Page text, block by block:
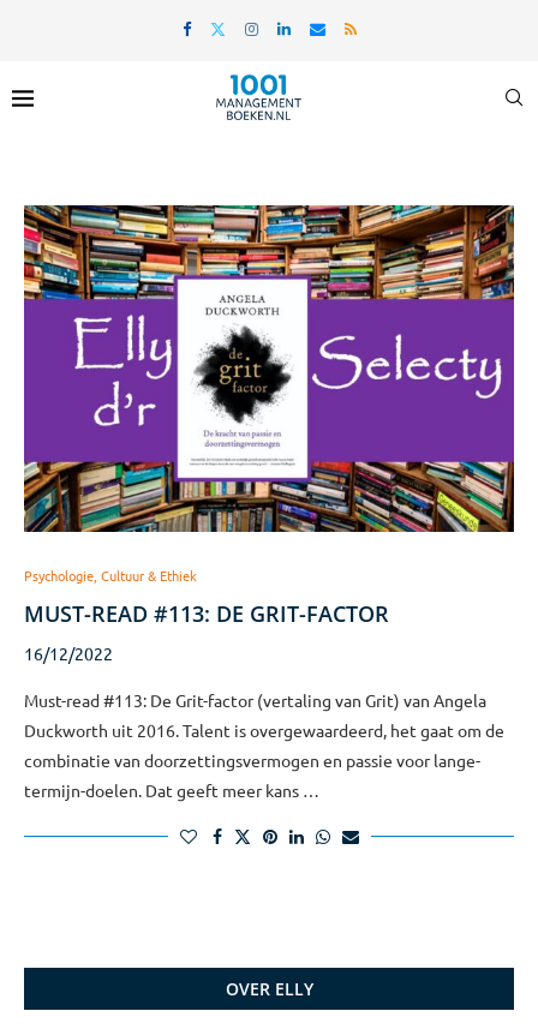
Psychologie, Cultuur & Ethiek
MUST-READ #113: DE GRIT-FACTOR
16/12/2022
Must-read #113: De Grit-factor (vertaling van Grit) van Angela
Duckworth uit 2016. Talent is overgewaardeerd, het gaat om de
combinatie van doorzettingsvermogen en passie voor lange-
termijn-doelen. Dat geeft meer kans …
OVER ELLY